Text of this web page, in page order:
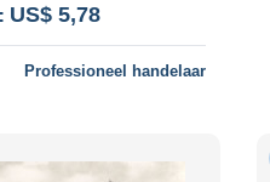
US$ 5,78
Professioneel handelaar